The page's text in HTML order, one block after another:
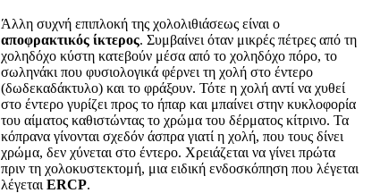
Άλλη συχνή επιπλοκή της χολολιθιάσεως είναι ο
αποφρακτικός ίκτερος. Συμβαίνει όταν μικρές πέτρες από τη
χοληδόχο κύστη κατεβούν μέσα από το χοληδόχο πόρο, το
σωληνάκι που φυσιολογικά φέρνει τη χολή στο έντερο
(δωδεκαδάκτυλο) και το φράξουν. Τότε η χολή αντί να χυθεί
στο έντερο γυρίζει προς το ήπαρ και μπαίνει στην κυκλοφορία
του αίματος καθιστώντας το χρώμα του δέρματος κίτρινο. Τα
κόπρανα γίνονται σχεδόν άσπρα γιατί η χολή, που τους δίνει
χρώμα, δεν χύνεται στο έντερο. Χρειάζεται να γίνει πρώτα
πριν τη χολοκυστεκτομή, μια ειδική ενδοσκόπηση που λέγεται
λέγεται ERCP.